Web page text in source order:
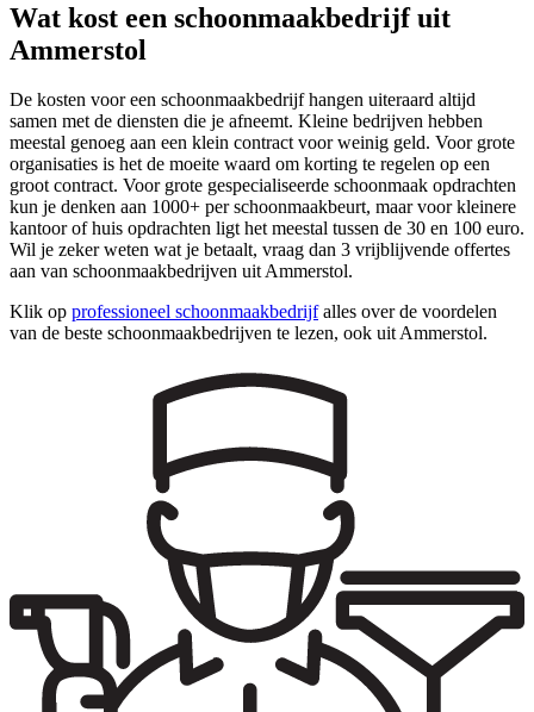
Wat kost een schoonmaakbedrijf uit
Ammerstol
De kosten voor een schoonmaakbedrijf hangen uiteraard altijd
samen met de diensten die je afneemt. Kleine bedrijven hebben
meestal genoeg aan een klein contract voor weinig geld. Voor grote
organisaties is het de moeite waard om korting te regelen op een
groot contract. Voor grote gespecialiseerde schoonmaak opdrachten
kun je denken aan 1000+ per schoonmaakbeurt, maar voor kleinere
kantoor of huis opdrachten ligt het meestal tussen de 30 en 100 euro.
Wil je zeker weten wat je betaalt, vraag dan 3 vrijblijvende offertes
aan van schoonmaakbedrijven uit Ammerstol.
Klik op professioneel schoonmaakbedrijfalles over de voordelen
van de beste schoonmaakbedrijven te lezen, ook uit Ammerstol.